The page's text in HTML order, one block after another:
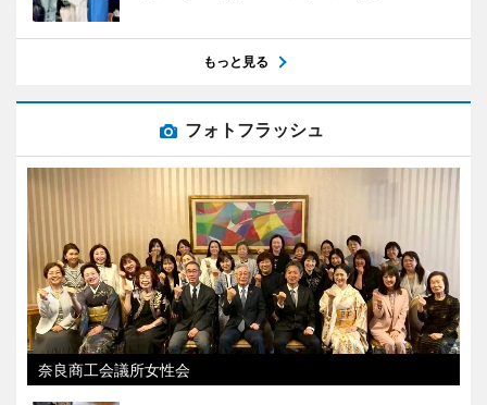
もっと見る
フォトフラッシュ
奈良商工会議所女性会